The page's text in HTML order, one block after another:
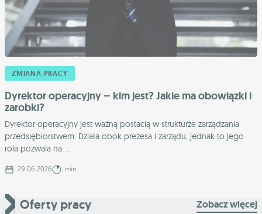
ZMIANA PRACY
Dyrektor operacyjny – kim jest? Jakie ma obowiązki i
zarobki?
Dyrektor operacyjny jest ważną postacią w strukturze zarządzania
przedsiębiorstwem. Działa obok prezesa i zarządu, jednak to jego
rola pozwala na ...
29.06.2026 min.
Oferty pracy Zobacz więcej